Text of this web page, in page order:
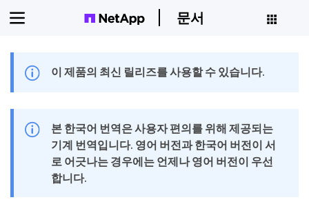
문서
이 제품의 최신 릴리즈를 사용할 수 있습니다.
본 한국어 번역은 사용자 편의를 위해 제공되는
기계 번역입니다. 영어 버전과 한국어 버전이 서
로 어긋나는 경우에는 언제나 영어 버전이 우선
합니다.